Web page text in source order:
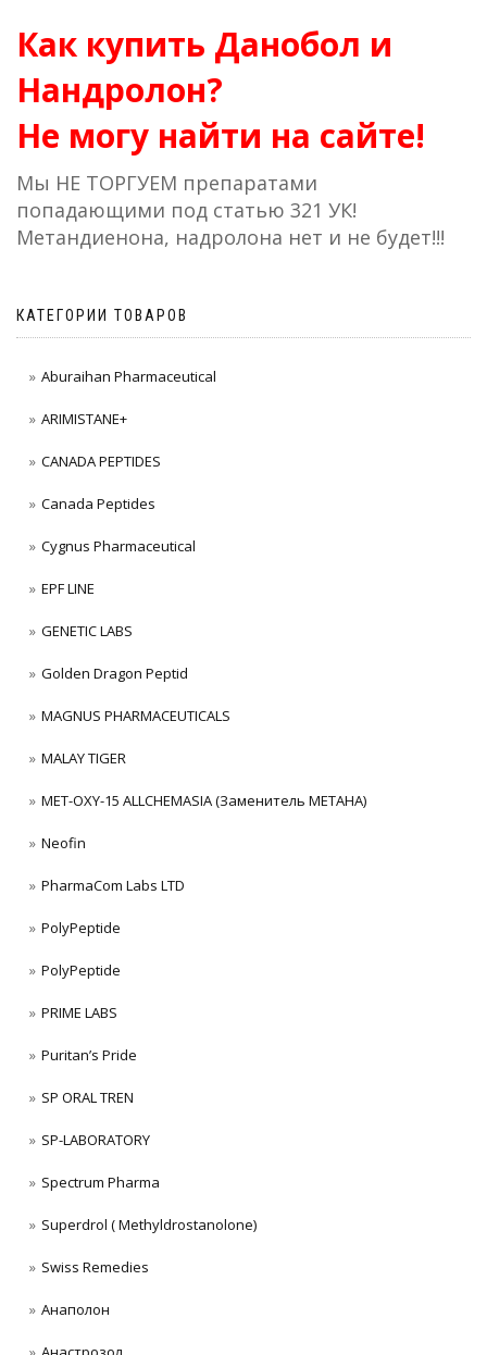
Как купить Данобол и
Нандролон?
Не могу найти на сайте!
Мы НЕ ТОРГУЕМ препаратами
попадающими под статью 321 УК!
Метандиенона, надролона нет и не будет!!!
КАТЕГОРИИ ТОВАРОВ
Aburaihan Pharmaceutical
ARIMISTANE+
CANADA PEPTIDES
Canada Peptides
Cygnus Pharmaceutical
EPF LINE
GENETIC LABS
Golden Dragon Peptid
MAGNUS PHARMACEUTICALS
MALAY TIGER
MET-OXY-15 ALLCHEMASIA (Заменитель МЕТАНА)
Neofin
PharmaCom Labs LTD
PolyPeptide
PolyPeptide
PRIME LABS
Puritan’s Pride
SP ORAL TREN
SP-LABORATORY
Spectrum Pharma
Superdrol ( Methyldrostanolone)
Swiss Remedies
Анаполон